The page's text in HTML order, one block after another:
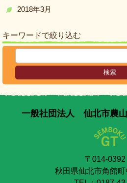
2018年3月
キーワードで絞り込む
一般社団法人 仙北市農
〒014-
秋田県仙北市角館